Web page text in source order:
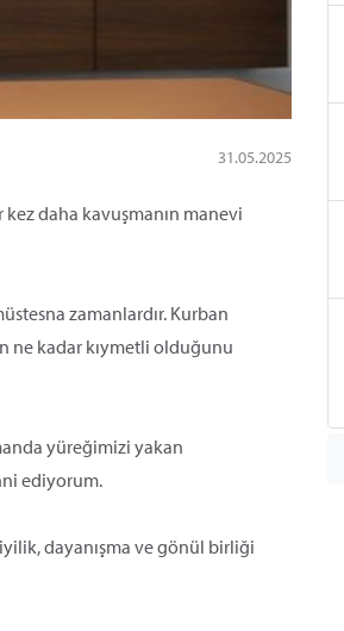
31.05.2025
daha kavuşmanın manevi
zamanlardır. Kurban
ne kadar kıymetli olduğunu
yüreğimizi yakan
ediyorum.
dayanışma ve gönül birliği